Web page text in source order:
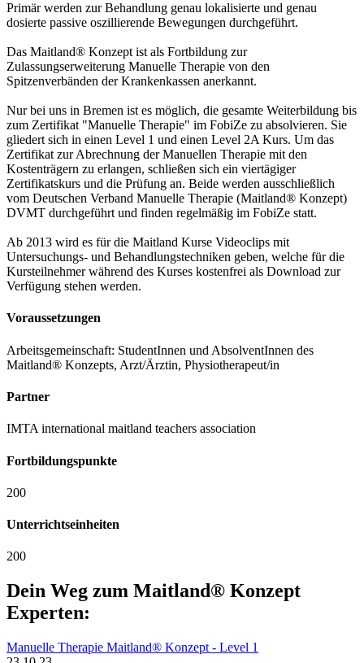
Primär werden zur Behandlung genau lokalisierte und genau
dosierte passive oszillierende Bewegungen durchgeführt.
Das Maitland® Konzept ist als Fortbildung zur
Zulassungserweiterung Manuelle Therapie von den
Spitzenverbänden der Krankenkassen anerkannt.
Nur bei uns in Bremen ist es möglich, die gesamte Weiterbildung bis
zum Zertifikat "Manuelle Therapie" im FobiZe zu absolvieren. Sie
gliedert sich in einen Level 1 und einen Level 2A Kurs. Um das
Zertifikat zur Abrechnung der Manuellen Therapie mit den
Kostenträgern zu erlangen, schließen sich ein viertägiger
Zertifikatskurs und die Prüfung an. Beide werden ausschließlich
vom Deutschen Verband Manuelle Therapie (Maitland® Konzept)
DVMT durchgeführt und finden regelmäßig im FobiZe statt.
Ab 2013 wird es für die Maitland Kurse Videoclips mit
Untersuchungs- und Behandlungstechniken geben, welche für die
Kursteilnehmer während des Kurses kostenfrei als Download zur
Verfügung stehen werden.
Voraussetzungen
Arbeitsgemeinschaft: StudentInnen und AbsolventInnen des
Maitland® Konzepts, Arzt/Ärztin, Physiotherapeut/in
Partner
IMTA international maitland teachers association
Fortbildungspunkte
200
Unterrichtseinheiten
200
Dein Weg zum Maitland® Konzept
Experten:
Manuelle Therapie Maitland® Konzept - Level 1